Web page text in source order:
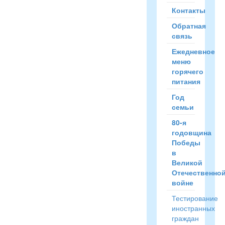
Контакты
Обратная
связь
Ежедневное
меню
горячего
питания
Год
семьи
80-я
годовщина
Победы
в
Великой
войне
Тестирование
иностранных
граждан